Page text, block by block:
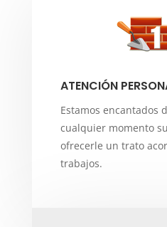
ATENCIÓN
Estamos encantados
cualquier momento
ofrecerle un trato
trabajos.